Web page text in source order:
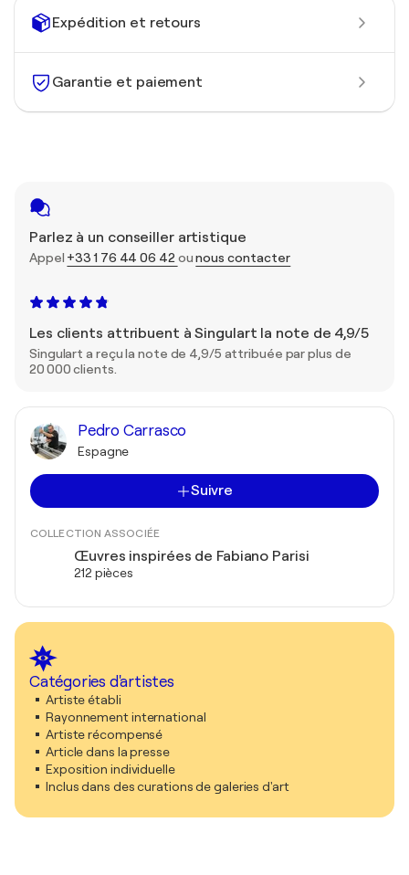
Expédition et retours
Garantie et paiement
Parlez à un conseiller artistique
Appel +33 1 76 44 06 42ounous contacter
Les clients attribuent à Singulart la note de 4,9/5
Singulart a reçu la note de 4,9/5 attribuée par plus de
20 000 clients.
Pedro Carrasco
Espagne
Suivre
COLLECTION ASSOCIÉE
Œuvres inspirées de Fabiano Parisi
212 pièces
Catégories d'artistes
Artiste établi
Rayonnement international
Artiste récompensé
Article dans la presse
Exposition individuelle
Inclus dans des curations de galeries d'art